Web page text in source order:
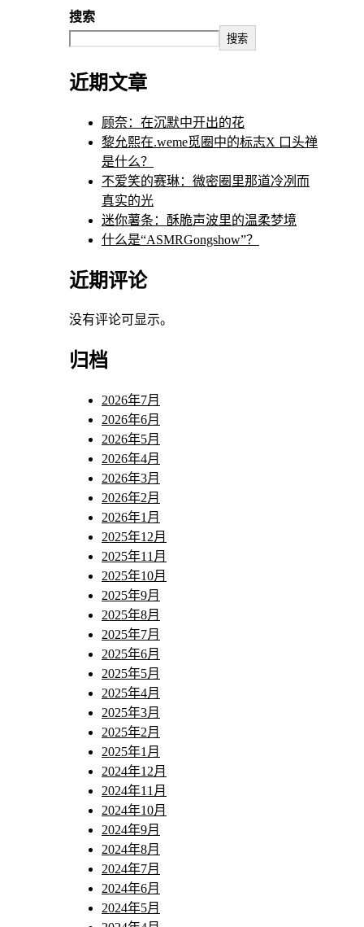
搜索
搜索
近期文章
顾奈：在沉默中开出的花
黎允熙在.weme觅圈中的标志X 口头禅
是什么？
不爱笑的赛琳：微密圈里那道冷冽而
真实的光
迷你薯条：酥脆声波里的温柔梦境
什么是“ASMRGongshow”？
近期评论
没有评论可显示。
归档
2026年7月
2026年6月
2026年5月
2026年4月
2026年3月
2026年2月
2026年1月
2025年12月
2025年11月
2025年10月
2025年9月
2025年8月
2025年7月
2025年6月
2025年5月
2025年4月
2025年3月
2025年2月
2025年1月
2024年12月
2024年11月
2024年10月
2024年9月
2024年8月
2024年7月
2024年6月
2024年5月